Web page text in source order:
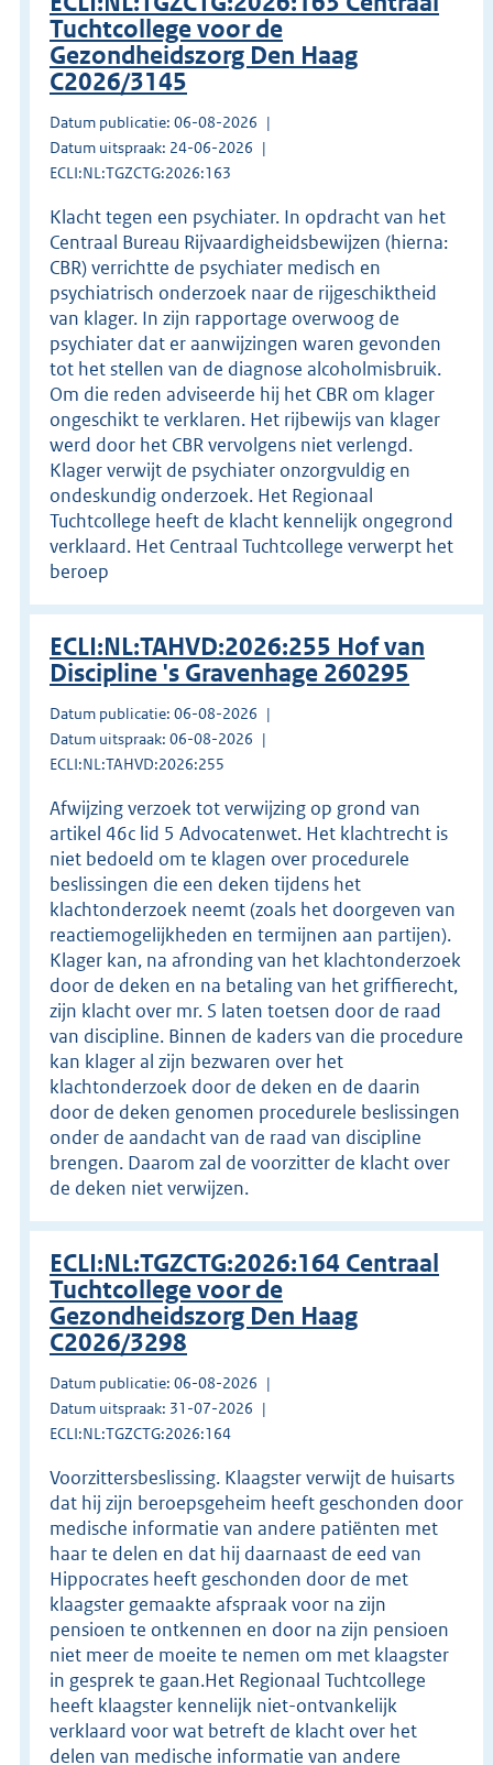
Tuchtcollege voor de
Gezondheidszorg Den Haag
C2026/3145
Datum publicatie: 06-08-2026
Datum uitspraak: 24-06-2026
ECLI:NL:TGZCTG:2026:163
Klacht tegen een psychiater. In opdracht van het
Centraal Bureau Rijvaardigheidsbewijzen (hierna:
CBR) verrichtte de psychiater medisch en
psychiatrisch onderzoek naar de rijgeschiktheid
van klager. In zijn rapportage overwoog de
psychiater dat er aanwijzingen waren gevonden
tot het stellen van de diagnose alcoholmisbruik.
Om die reden adviseerde hij het CBR om klager
ongeschikt te verklaren. Het rijbewijs van klager
werd door het CBR vervolgens niet verlengd.
Klager verwijt de psychiater onzorgvuldig en
ondeskundig onderzoek. Het Regionaal
Tuchtcollege heeft de klacht kennelijk ongegrond
verklaard. Het Centraal Tuchtcollege verwerpt het
beroep
ECLI:NL:TAHVD:2026:255 Hof van
Discipline 's Gravenhage 260295
Datum publicatie: 06-08-2026
Datum uitspraak: 06-08-2026
ECLI:NL:TAHVD:2026:255
Afwijzing verzoek tot verwijzing op grond van
artikel 46c lid 5 Advocatenwet. Het klachtrecht is
niet bedoeld om te klagen over procedurele
beslissingen die een deken tijdens het
klachtonderzoek neemt (zoals het doorgeven van
reactiemogelijkheden en termijnen aan partijen).
Klager kan, na afronding van het klachtonderzoek
door de deken en na betaling van het griffierecht,
zijn klacht over mr. S laten toetsen door de raad
van discipline. Binnen de kaders van die procedure
kan klager al zijn bezwaren over het
klachtonderzoek door de deken en de daarin
door de deken genomen procedurele beslissingen
onder de aandacht van de raad van discipline
brengen. Daarom zal de voorzitter de klacht over
de deken niet verwijzen.
ECLI:NL:TGZCTG:2026:164 Centraal
Tuchtcollege voor de
Gezondheidszorg Den Haag
C2026/3298
Datum publicatie: 06-08-2026
Datum uitspraak: 31-07-2026
ECLI:NL:TGZCTG:2026:164
Voorzittersbeslissing. Klaagster verwijt de huisarts
dat hij zijn beroepsgeheim heeft geschonden door
medische informatie van andere patiënten met
haar te delen en dat hij daarnaast de eed van
Hippocrates heeft geschonden door de met
klaagster gemaakte afspraak voor na zijn
pensioen te ontkennen en door na zijn pensioen
niet meer de moeite te nemen om met klaagster
in gesprek te gaan.Het Regionaal Tuchtcollege
heeft klaagster kennelijk niet-ontvankelijk
verklaard voor wat betreft de klacht over het
delen van medische informatie van andere